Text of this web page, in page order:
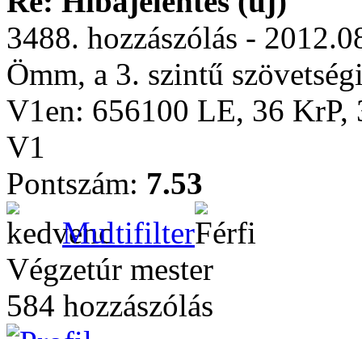
3488. hozzászólás -
Ömm, a 3. szintű
V1en: 656100 LE, 36 KrP,
V1
Pontszám: 7.53
Multifilter
Végzetúr mester
584 hozzászólás